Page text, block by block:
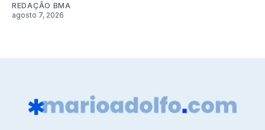
REDAÇÃO BMA
agosto 7, 2026